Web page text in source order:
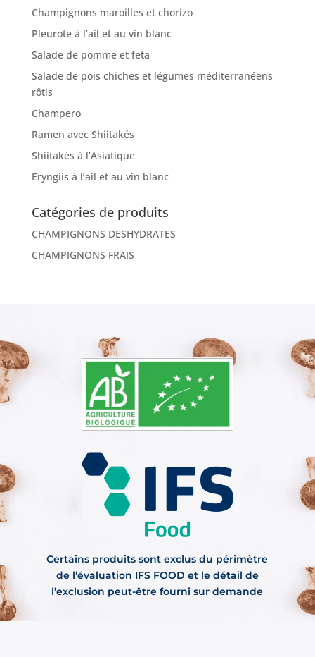
Champignons maroilles et chorizo
Pleurote à l’ail et au vin blanc
Salade de pomme et feta
Salade de pois chiches et légumes méditerranéens
rôtis
Champero
Ramen avec Shiitakés
Shiitakés à l’Asiatique
Eryngiis à l’ail et au vin blanc
Catégories de produits
CHAMPIGNONS DESHYDRATES
CHAMPIGNONS FRAIS
Certains produits sont exclus du périmètre
de l’évaluation IFS FOOD et le détail de
l’exclusion peut-être fourni sur demande